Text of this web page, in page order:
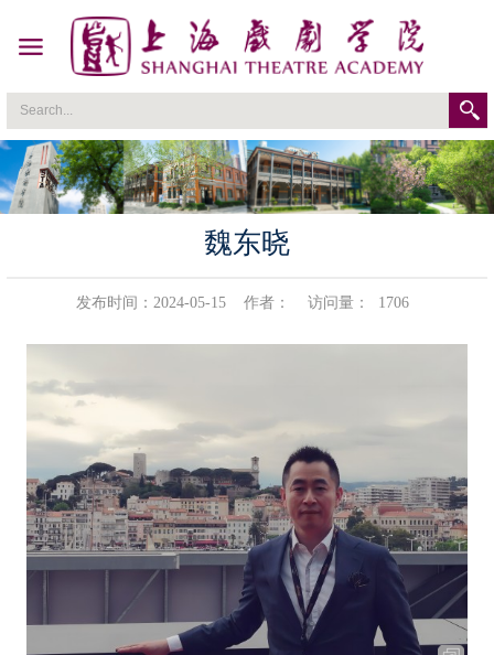
魏东晓
发布时间：2024-05-15 作者： 访问量： 1706